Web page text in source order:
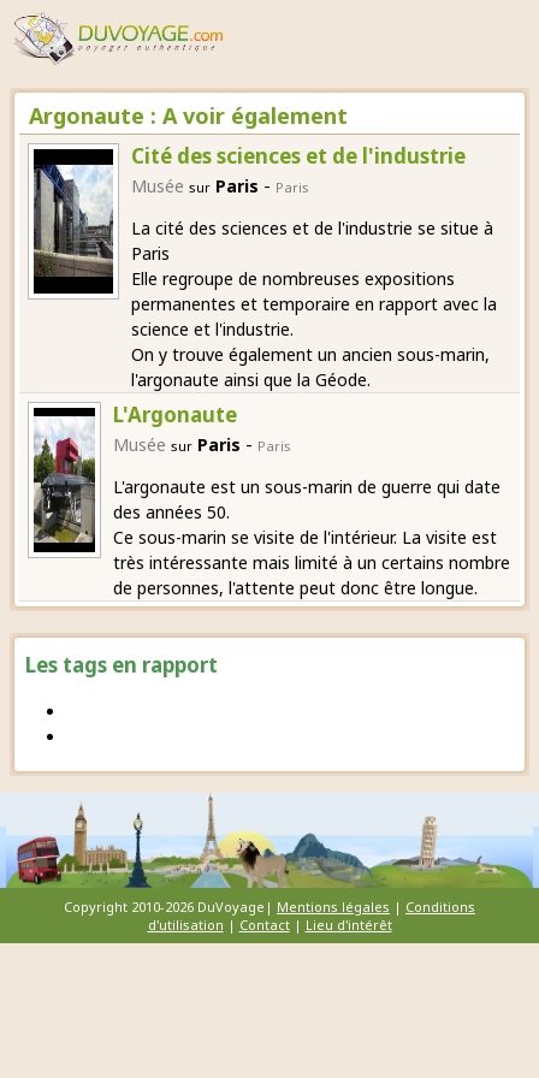
Les tags en rapport
Argonaute : A voir également
Cité des sciences et de l'industrie
Musée sur Paris - Paris
La cité des sciences et de l'industrie se situe à
Paris
Elle regroupe de nombreuses expositions
permanentes et temporaire en rapport avec la
science et l'industrie.
On y trouve également un ancien sous-marin,
l'argonaute ainsi que la Géode.
L'Argonaute
Musée sur Paris - Paris
L'argonaute est un sous-marin de guerre qui date
des années 50.
Ce sous-marin se visite de l'intérieur. La visite est
très intéressante mais limité à un certains nombre
de personnes, l'attente peut donc être longue.
Copyright 2010-2026 DuVoyage| Mentions légales | Conditions
d'utilisation | Contact| Lieu d'intérêt